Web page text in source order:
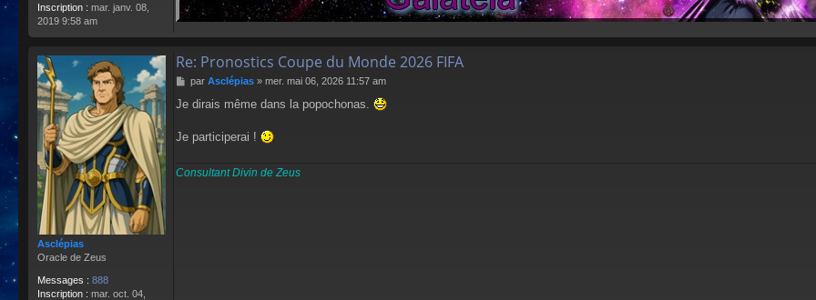
Inscription : mar. janv. 08,
2019 9:58 am
Asclépias
Oracle de Zeus
Messages : 888
Inscription : mar. oct. 04,
Re: Pronostics Coupe du Monde 2026 FIFA
M
s
a
par Asclépias» mer. mai 06, 2026 11:57 am
Je dirais même dans la popochonas.
Je participerai !
Consultant Divin de Zeus